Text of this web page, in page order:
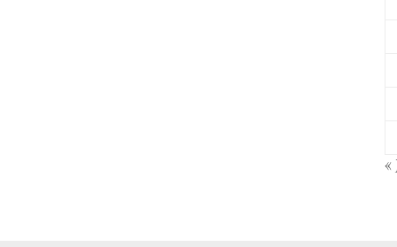
«